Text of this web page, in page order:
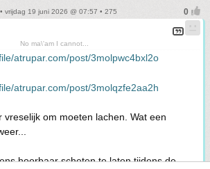
• vrijdag 19 juni 2026 @ 07:57 • 275
No ma\'am I cannot...
atrupar.com/post/3molpwc4bxl2o
atrupar.com/post/3molqzfe2aa2h
vreselijk om moeten lachen. Wat een
hoorbaar scheten te laten tijdens de